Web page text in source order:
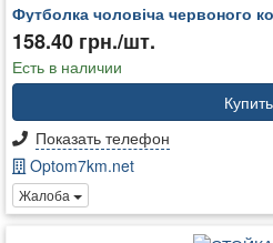
Футболка чоловіча червоного
158.40 грн./шт.
Есть в наличии
Купить
Показать телефон
Optom7km.net
Жалоба